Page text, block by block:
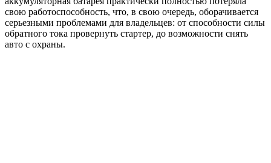
свою работоспособность, что, в свою очередь, оборачивается
серьезными проблемами для владельцев: от способности силы
обратного тока провернуть стартер, до возможности снять
авто с охраны.